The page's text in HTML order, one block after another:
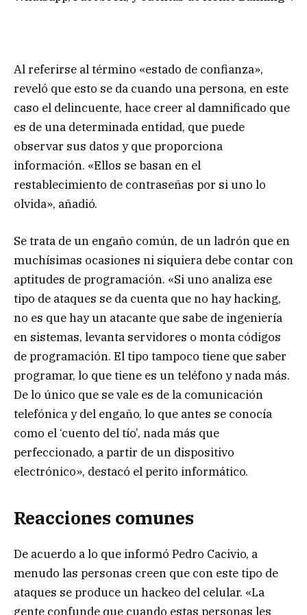
Al referirse al término «estado de confianza»,
reveló que esto se da cuando una persona, en este
caso el delincuente, hace creer al damnificado que
es de una determinada entidad, que puede
observar sus datos y que proporciona
información. «Ellos se basan en el
restablecimiento de contraseñas por si uno lo
olvida», añadió.
Se trata de un engaño común, de un ladrón que en
muchísimas ocasiones ni siquiera debe contar con
aptitudes de programación. «Si uno analiza ese
tipo de ataques se da cuenta que no hay hacking,
no es que hay un atacante que sabe de ingeniería
en sistemas, levanta servidores o monta códigos
de programación. El tipo tampoco tiene que saber
programar, lo que tiene es un teléfono y nada más.
De lo único que se vale es de la comunicación
telefónica y del engaño, lo que antes se conocía
como el ‘cuento del tío’, nada más que
perfeccionado, a partir de un dispositivo
electrónico», destacó el perito informático.
Reacciones comunes
De acuerdo a lo que informó Pedro Cacivio, a
menudo las personas creen que con este tipo de
ataques se produce un hackeo del celular. «La
gente confunde que cuando estas personas les